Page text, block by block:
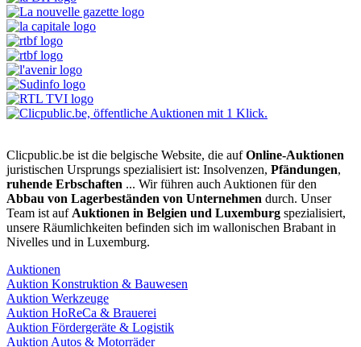
Clicpublic.be ist die belgische Website, die aufOnline-Auktionen
juristischen Ursprungs spezialisiert ist: Insolvenzen, Pfändungen,
ruhende Erbschaften ... Wir führen auch Auktionen für den
Abbau von Lagerbeständen von Unternehmen durch. Unser
Team ist aufAuktionen in Belgien und Luxemburg spezialisiert,
unsere Räumlichkeiten befinden sich im wallonischen Brabant in
Nivelles und in Luxemburg.
Auktionen
Auktion Konstruktion & Bauwesen
Auktion Werkzeuge
Auktion HoReCa & Brauerei
Auktion Fördergeräte & Logistik
Auktion Autos & Motorräder